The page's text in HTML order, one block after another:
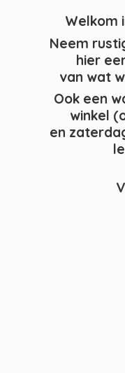
Welkom
Neem
hier
van wat
Ook een
winkel
en